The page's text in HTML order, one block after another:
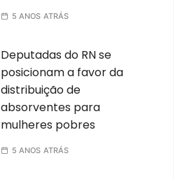
5 ANOS ATRÁS
Deputadas do RN se
posicionam a favor da
distribuição de
absorventes para
mulheres pobres
5 ANOS ATRÁS